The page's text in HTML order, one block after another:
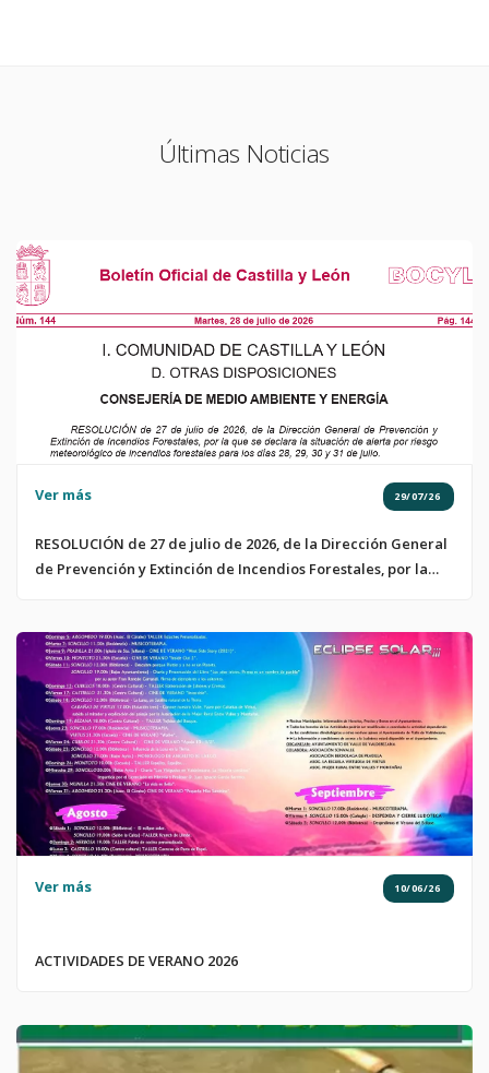
Últimas Noticias
Ver más 29/07/26
RESOLUCIÓN de 27 de julio de 2026, de la Dirección General
de Prevención y Extinción de Incendios Forestales, por la
30 y 31 de julio.
Ver más 10/06/26
ACTIVIDADES DE VERANO 2026